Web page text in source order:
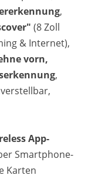
,
(8 Zoll
& Internet),
vorn,
,
App-
Smartphone-
Karten